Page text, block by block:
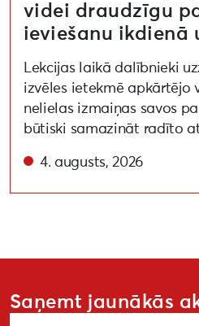
videi draudzīgu
ieviešanu ikdienā
Lekcijas laikā dalībnieki
izvēles ietekmē apkārtējo
nelielas izmaiņas savos
būtiski samazināt radīto
4. augusts, 2026
Saņemt jaunākās